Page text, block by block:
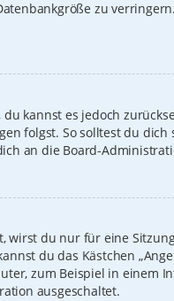
zu
kannst es jedoch
folgst. So solltest du
an die Board-
wirst du nur für eine
du das Kästchen
zum Beispiel in einem
ausgeschaltet.